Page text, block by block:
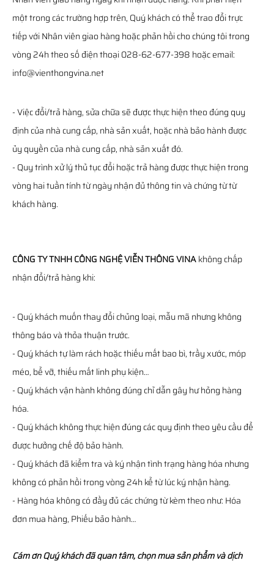
một trong các trường hợp trên, Quý khách có thể trao đổi trực
tiếp với Nhân viên giao hàng hoặc phản hồi cho chúng tôi trong
vòng 24h theo số điện thoại 028-62-677-398 hoặc email:
info@vienthongvina.net
- Việc đổi/trả hàng, sửa chữa sẽ được thực hiện theo đúng quy
định của nhà cung cấp, nhà sản xuất, hoặc nhà bảo hành được
ủy quyền của nhà cung cấp, nhà sản xuất đó.
- Quy trình xử lý thủ tục đổi hoặc trả hàng được thực hiện trong
vòng hai tuần tính từ ngày nhận đủ thông tin và chứng từ từ
khách hàng.
CÔNG TY TNHH CÔNG NGHỆ VIỄN THÔNG VINAkhông chấp
nhận đổi/trả hàng khi:
- Quý khách muốn thay đổi chủng loại, mẫu mã nhưng không
thông báo và thỏa thuận trước.
- Quý khách tự làm rách hoặc thiếu mất bao bì, trầy xước, móp
méo, bể vỡ, thiếu mất linh phụ kiện…
- Quý khách vận hành không đúng chỉ dẫn gây hư hỏng hàng
hóa.
- Quý khách không thực hiện đúng các quy định theo yêu cầu để
được hưởng chế độ bảo hành.
- Quý khách đã kiểm tra và ký nhận tình trạng hàng hóa nhưng
không có phản hồi trong vòng 24h kể từ lúc ký nhận hàng.
- Hàng hóa không có đầy đủ các chứng từ kèm theo như: Hóa
đơn mua hàng, Phiếu bảo hành…
Cám ơn Quý khách đã quan tâm, chọn mua sản phẩm và dịch